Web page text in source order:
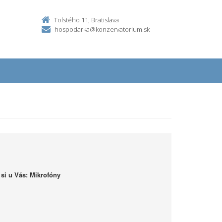
Tolstého 11, Bratislava
hospodarka@konzervatorium.sk
u Vás: Mikrofóny